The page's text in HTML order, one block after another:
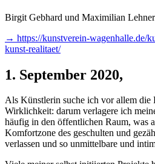
Birgit Gebhard und Maximilian Lehner
→ https://kunstverein-wagenhalle.de/
kunst-realitaet/
1. September 2020,
Als Künstlerin suche ich vor allem
Wirklichkeit: darum verlagere ich
häufig in den öffentlichen Raum, was
Komfortzone des geschulten und
verlassen und so unmittelbare und